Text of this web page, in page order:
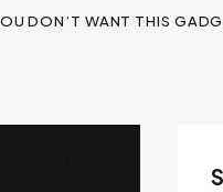
DON’T WANT THIS